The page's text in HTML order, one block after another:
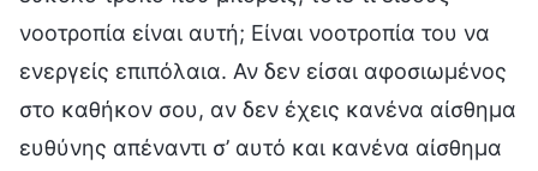
νοοτροπία είναι αυτή; Είναι νοοτροπία του να
ενεργείς επιπόλαια. Αν δεν είσαι αφοσιωμένος
στο καθήκον σου, αν δεν έχεις κανένα αίσθημα
ευθύνης απέναντι σ’ αυτό και κανένα αίσθημα